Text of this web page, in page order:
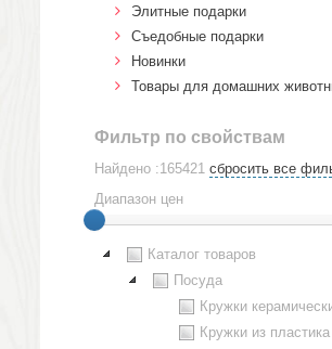
Элитные подарки
Cъедобные подарки
Новинки
Товары для домашних
Фильтр по свойствам
Найдено :165421 сбросить все
Диапазон цен
Каталог товаров
Посуда
Кружки
Кружки из пластика